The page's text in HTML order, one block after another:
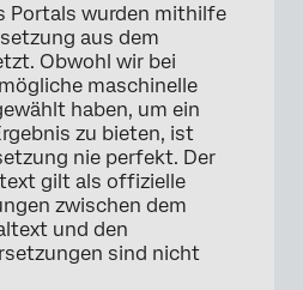
×
Portals wurden mithilfe
aus dem
Obwohl wir bei
maschinelle
haben, um ein
zu bieten, ist
nie perfekt. Der
gilt als offizielle
zwischen dem
und den
sind nicht